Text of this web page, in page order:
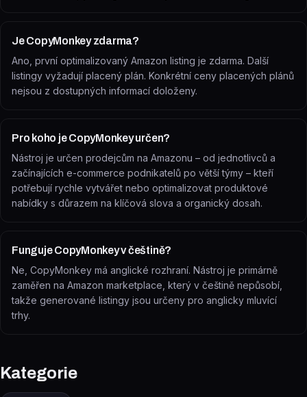
Je CopyMonkey zdarma?
Ano, první optimalizovaný Amazon listing je zdarma. Další
listingy vyžadují placený plán. Konkrétní ceny placených plánů
nejsou z dostupných informací doloženy.
Pro koho je CopyMonkey určen?
Nástroj je určen prodejcům na Amazonu – od jednotlivců a
začínajících e-commerce podnikatelů po větší týmy – kteří
potřebují rychle vytvářet nebo optimalizovat produktové
nabídky s důrazem na klíčová slova a organický dosah.
Funguje CopyMonkey v češtině?
Ne, CopyMonkey má anglické rozhraní. Nástroj je primárně
zaměřen na Amazon marketplace, který v češtině nepůsobí,
takže generované listingy jsou určeny pro anglicky mluvící
trhy.
Kategorie